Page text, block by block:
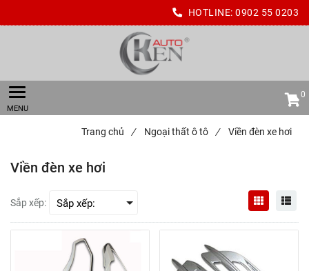
HOTLINE: 0902 55 0203
0
Trang chủ / Ngoại thất ô tô / Viền đèn xe hơi
Viền đèn xe hơi
Sắp xếp: